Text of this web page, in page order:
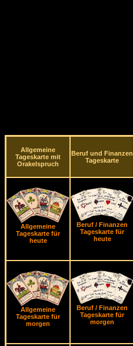
Allgemeine
Tageskarte mit
Orakelspruch
Beruf und Finanzen
Tageskarte
Allgemeine
Tageskarte für
heute
Beruf / Finanzen
Tageskarte für
heute
Allgemeine
Tageskarte für
morgen
Beruf / Finanzen
Tageskarte für
morgen